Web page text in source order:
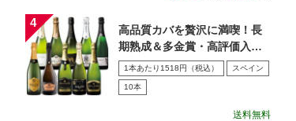
高品質カバを贅沢に満喫！長
期熟成＆多金賞・高評価入
り！金賞カバ１０本セット
第１…
1本あたり1518円（税込） スペイン
10本
送料無料